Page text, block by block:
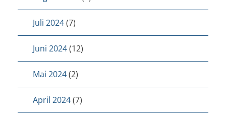
Juli 2024(7)
Juni 2024(12)
Mai 2024(2)
April 2024(7)